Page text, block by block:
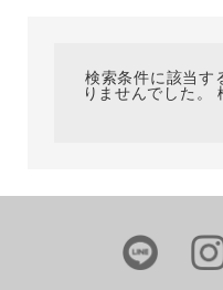
ブランド
検索条件に該当す
りませんでした。